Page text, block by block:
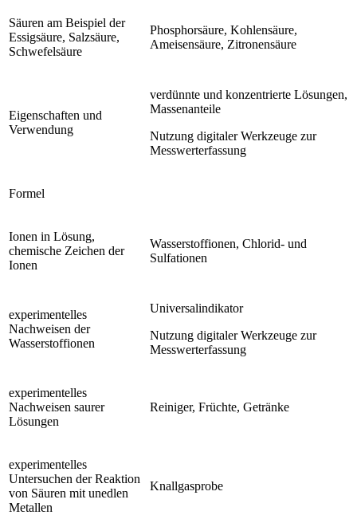
Säuren am Beispiel der
Essigsäure, Salzsäure,
Schwefelsäure
Phosphorsäure, Kohlensäure,
Ameisensäure, Zitronensäure
Eigenschaften und
Verwendung
verdünnte und konzentrierte Lösungen,
Massenanteile
Nutzung digitaler Werkzeuge zur
Messwerterfassung
Formel
Ionen in Lösung,
chemische Zeichen der
Ionen
Wasserstoffionen, Chlorid- und
Sulfationen
experimentelles
Nachweisen der
Wasserstoffionen
Universalindikator
Nutzung digitaler Werkzeuge zur
Messwerterfassung
experimentelles
Nachweisen saurer
Lösungen
Reiniger, Früchte, Getränke
experimentelles
Untersuchen der Reaktion
von Säuren mit unedlen
Metallen
Knallgasprobe